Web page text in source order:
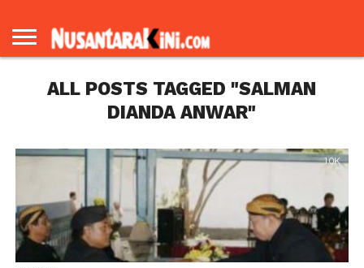
BERANDA
KAMIALL POSTS TAGGED "SALMAN
DIANDA ANWAR"
1.0K